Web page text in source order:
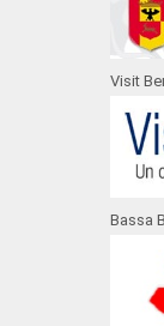
Visit
Bassa